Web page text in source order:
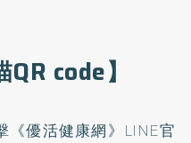
code】
《優活健康網》LINE官